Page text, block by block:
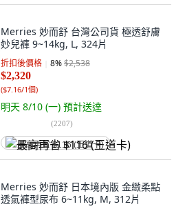
Merries 妙而舒 台灣公司貨 極透舒膚
妙兒褲 9~14kg, L, 324片
折扣後價格 8%$2,538
$2,320
($7.16/1個)
明天 8/10 (一) 預計送達
(2207)
最高再省 $116 (王道卡)
Merries 妙而舒 日本境內版 金緻柔點
透氣褲型尿布 6~11kg, M, 312片